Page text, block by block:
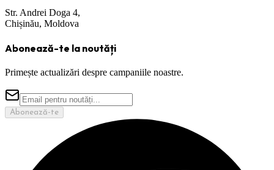
Str. Andrei Doga 4,
Chișinău, Moldova
Abonează-te la noutăți
Primește actualizări despre campaniile noastre.
Abonează-te